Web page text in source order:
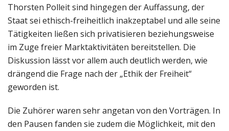
Thorsten Polleit sind hingegen der Auffassung, der
Staat sei ethisch-freiheitlich inakzeptabel und alle seine
Tätigkeiten ließen sich privatisieren beziehungsweise
im Zuge freier Marktaktivitäten bereitstellen. Die
Diskussion lässt vor allem auch deutlich werden, wie
drängend die Frage nach der „Ethik der Freiheit“
geworden ist.
Die Zuhörer waren sehr angetan von den Vorträgen. In
den Pausen fanden sie zudem die Möglichkeit, mit den